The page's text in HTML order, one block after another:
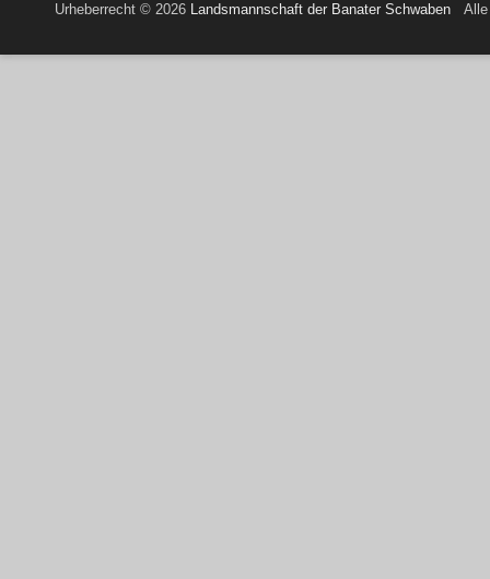
Urheberrecht © 2026 Landsmannschaft der Banater Schwaben Alle